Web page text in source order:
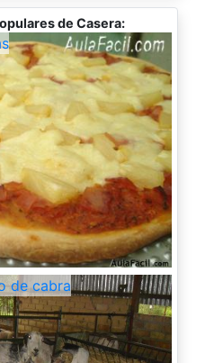
de Casera:
de cabra